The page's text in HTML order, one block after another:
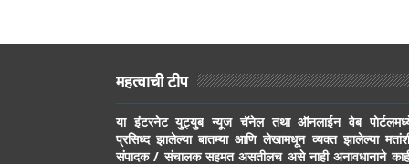
महत्वाची टीप
या इंटरनेट युट्युब न्यूज चॅनेल तथा ऑनलाईन वेब
प्रसिध्द झालेल्या बातम्या आणि लेखामधून व्यक्त झालेल्या
संपादक / संचालक सहमत असतीलच असे नाही अनावधानाने